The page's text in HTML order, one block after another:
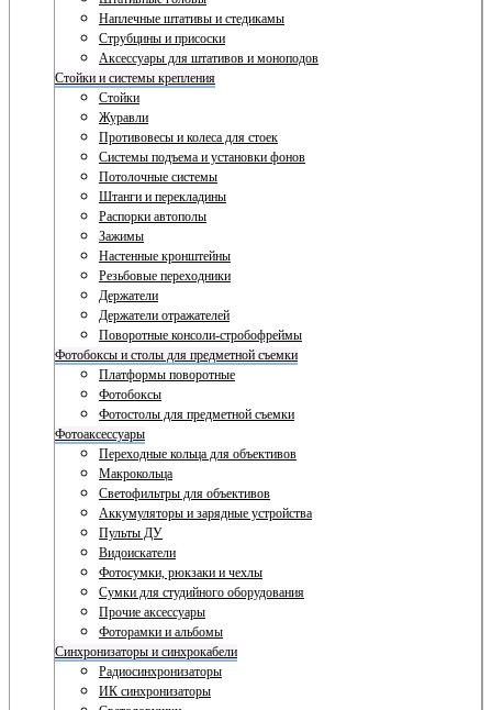
Наплечные штативы и стедикамы
Струбцины и присоски
Аксессуары для штативов и моноподов
Стойки и системы крепления
Стойки
Журавли
Противовесы и колеса для стоек
Системы подъема и установки фонов
Потолочные системы
Штанги и перекладины
Распорки автополы
Зажимы
Настенные кронштейны
Резьбовые переходники
Держатели
Держатели отражателей
Поворотные консоли-стробофреймы
Фотобоксы и столы для предметной съемки
Платформы поворотные
Фотобоксы
Фотостолы для предметной съемки
Фотоаксессуары
Переходные кольца для объективов
Макрокольца
Светофильтры для объективов
Аккумуляторы и зарядные устройства
Пульты ДУ
Видоискатели
Фотосумки, рюкзаки и чехлы
Сумки для студийного оборудования
Прочие аксессуары
Фоторамки и альбомы
Синхронизаторы и синхрокабели
Радиосинхронизаторы
ИК синхронизаторы